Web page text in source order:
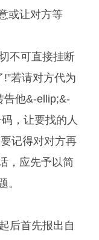
或让对方等
不可直接挂断
若请对方代为
告他&-ellip;&-
，让要找的人
记得对对方再
，应先予以简
。
后首先报出自